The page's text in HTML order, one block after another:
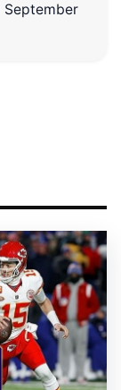
September